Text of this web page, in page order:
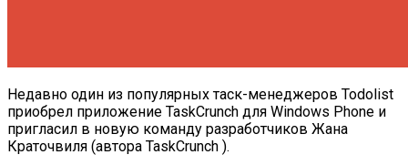
Недавно один из популярных таск-менеджеров Todolist
приобрел приложение TaskCrunch для Windows Phone и
пригласил в новую команду разработчиков Жана
Краточвиля (автора TaskCrunch ).